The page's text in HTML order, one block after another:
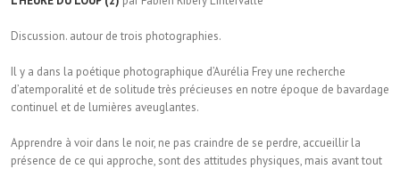
Discussion. autour de trois photographies.
Il y a dans la poétique photographique d’Aurélia Frey une recherche
d’atemporalité et de solitude très précieuses en notre époque de bavardage
continuel et de lumières aveuglantes.
Apprendre à voir dans le noir, ne pas craindre de se perdre, accueillir la
présence de ce qui approche, sont des attitudes physiques, mais avant tout